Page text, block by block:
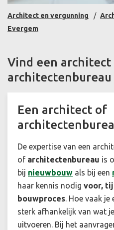
Architect en vergunning
Evergem
Vind een
architectenbureau
Een architect of
De expertise van een
of architectenbureau is
bij nieuwbouw als bij een
haar kennis nodig voor,
bouwproces. Hoe vaak
sterk afhankelijk van wat
uitvoeren. Bij het